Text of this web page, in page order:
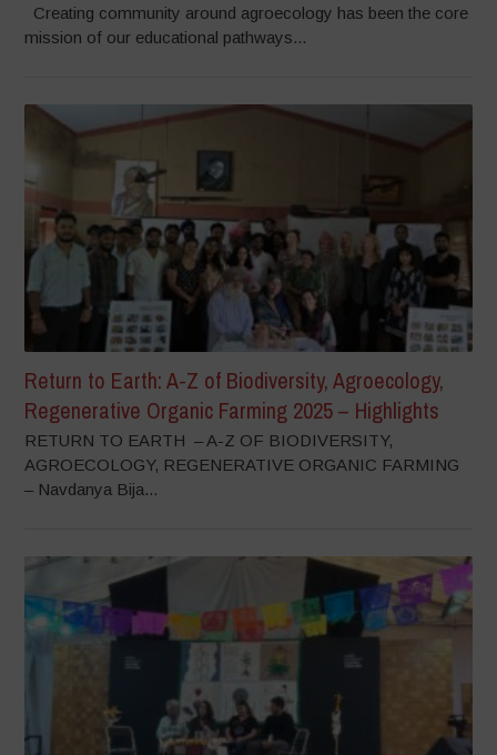
Creating community around agroecology has been the core
mission of our educational pathways...
Return to Earth: A-Z of Biodiversity, Agroecology,
Regenerative Organic Farming 2025 – Highlights
RETURN TO EARTH – A-Z OF BIODIVERSITY,
AGROECOLOGY, REGENERATIVE ORGANIC FARMING
– Navdanya Bija...